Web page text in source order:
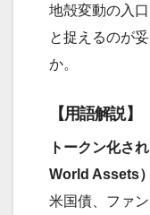
地殻変動の入
と捉えるのが
か。
【用語解説】
トークン化さ
World Assets）
米国債、ファ